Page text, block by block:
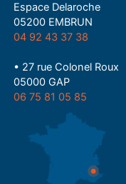
Espace Delaroche
05200 EMBRUN
04 92 43 37 38
• 27 rue Colonel Roux
05000 GAP
06 75 81 05 85